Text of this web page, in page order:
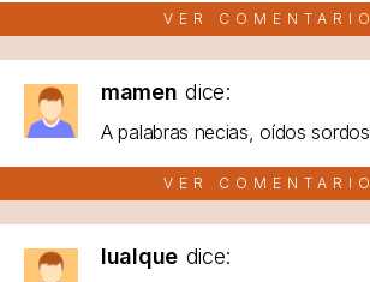
VER COMENTARIO
mamen dice:
A palabras necias, oídos sordos
VER COMENTARIO
lualque dice: